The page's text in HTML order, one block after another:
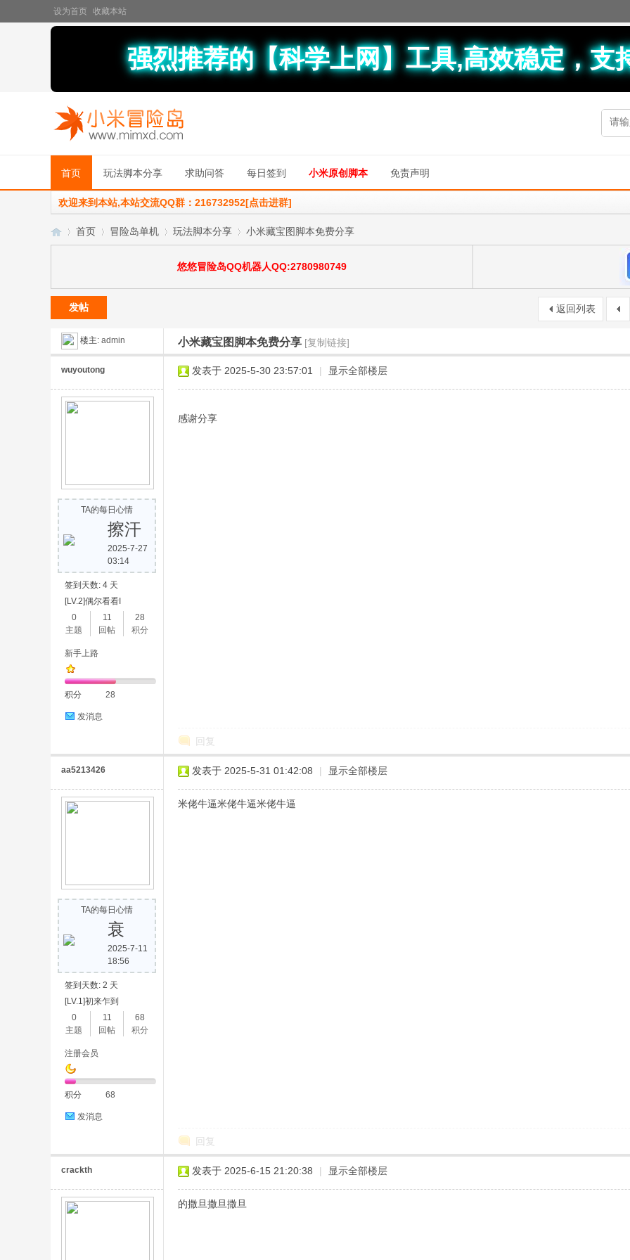
设为首页 收藏本站
强烈推荐的【科学上网】工具,高效稳定，支
首页 玩法脚本分享 求助问答 每日签到 小米原创脚本 免责声明
欢迎来到本站,本站交流QQ群：216732952[点击进群]
小
冒
»
首页
›
冒险岛单机
›
玩法脚本分享
›
小米藏宝图脚本免费分享
悠悠冒险岛QQ机器人QQ:2780980749
返回列表
发帖
楼主: admin 小米藏宝图脚本免费分享 [复制链接]
wuyoutong
TA的每日心情
擦汗
2025-7-27
03:14
签到天数: 4 天
[LV.2]偶尔看看I
0
主题
11
回帖
28
积分
新手上路
积分 28
发消息
发表于 2025-5-30 23:57:01 | 显示全部楼层
感谢分享
回复
aa5213426
TA的每日心情
衰
2025-7-11
18:56
签到天数: 2 天
[LV.1]初来乍到
0
主题
11
回帖
68
积分
注册会员
积分 68
发消息
发表于 2025-5-31 01:42:08 | 显示全部楼层
米佬牛逼米佬牛逼米佬牛逼
回复
crackth 发表于 2025-6-15 21:20:38 | 显示全部楼层
的撒旦撒旦撒旦